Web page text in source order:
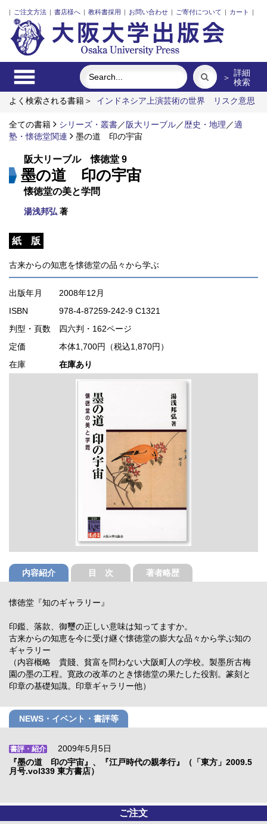
| ご注文方法 | 書店様へ | 教科書採用 | お問い合わせ | ご寄付について | カート |
＞ 詳細
検索
よく検索される書籍＞
インドネシア上演芸術の世界
リスク意思
たち
レーザーとプラズマと粒子ビーム
近代日本における企業
家の諸系譜
全ての書籍 シリーズ・叢書／ 阪大リーブル／歴史・地理 ／適
塾・懐徳堂関連
墨の道 印の宇宙
阪大リーブル 懐徳堂 9
墨の道 印の宇宙
懐徳堂の美と学問
湯浅邦弘 著
紙 版
古来からの知恵を懐徳堂の品々から学ぶ
出版年月
2008年12月
ISBN
978-4-87259-242-9 C1321
判型・頁数 四六判・162ページ
定価
本体1,700円（税込1,870円）
在庫
在庫あり
内容紹介 目 次 著者略歴
懐徳堂『知のギャラリー』
印鑑、落款、御璽の正しい意味は知ってますか。
古来からの知恵を今に受け継ぐ懐徳堂の膨大な品々から学ぶ知の
ギャラリー
（内容概略 貴賤、貧富を問わない大阪町人の学校。製墨所古梅
園の墨の工程。寛政の改革のとき懐徳堂の果たした役割。篆刻と
印章の基礎知識。印章ギャラリー他）
NEWS・イベント・書評等
書評・紹介
2009年5月5日
『墨の道 印の宇宙』、『江戸時代の親孝行』（「東方」2009.5
月号.vol339 東方書店）
ご注文